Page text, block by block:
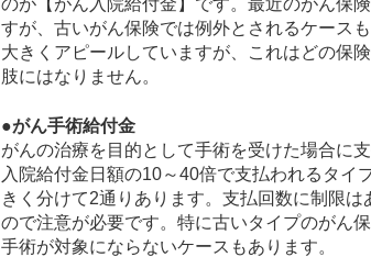
のが【がん入院給付金】です。最近のがん保
すが、古いがん保険では例外とされるケース
大きくアピールしていますが、これはどの保
肢にはなりません。
●がん手術給付金
がんの治療を目的として手術を受けた場合に
入院給付金日額の10～40倍で支払われるタイ
きく分けて2通りあります。支払回数に制限
ので注意が必要です。特に古いタイプのがん
手術が対象にならないケースもあります。